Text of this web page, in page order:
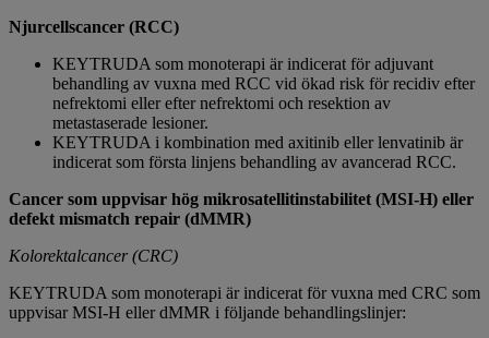
Njurcellscancer (RCC)
KEYTRUDA som monoterapi är indicerat för adjuvant
behandling av vuxna med RCC vid ökad risk för recidiv efter
nefrektomi eller efter nefrektomi och resektion av
metastaserade lesioner.
KEYTRUDA i kombination med axitinib eller lenvatinib är
indicerat som första linjens behandling av avancerad RCC.
Cancer som uppvisar hög mikrosatellitinstabilitet (MSI-H) eller
defekt mismatch repair (dMMR)
Kolorektalcancer (CRC)
KEYTRUDA som monoterapi är indicerat för vuxna med CRC som
uppvisar MSI-H eller dMMR i följande behandlingslinjer: